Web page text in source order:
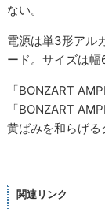
ない。
電源は単3形アル
ード。サイズは
「BONZART
「BONZART
黄ばみを和らげる
関連リンク